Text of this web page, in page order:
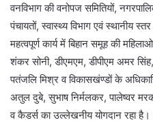
वनविभाग की वनोपज समितियों,
पंचायतों, स्वास्थ्य विभाग एवं स्थानीय
महत्वपूर्ण कार्य में बिहान समूह की
शंकर सोनी, डीएमएम, डीपीएम अमर
पतंजलि मिश्र व विकासखंण्डों के
अतुल दुबे, सुभाष निर्मलकर, पालेष्वर
व कैडर्स का उल्लेखनीय योगदान रहा है।